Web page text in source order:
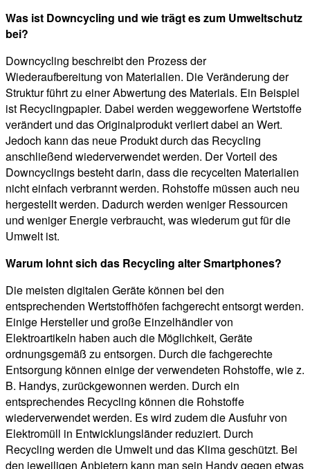
Was ist Downcycling und wie trägt es zum Umweltschutz
bei?
Downcycling beschreibt den Prozess der
Wiederaufbereitung von Materialien. Die Veränderung der
Struktur führt zu einer Abwertung des Materials. Ein Beispiel
ist Recyclingpapier. Dabei werden weggeworfene Wertstoffe
verändert und das Originalprodukt verliert dabei an Wert.
Jedoch kann das neue Produkt durch das Recycling
anschließend wiederverwendet werden. Der Vorteil des
Downcyclings besteht darin, dass die recycelten Materialien
nicht einfach verbrannt werden. Rohstoffe müssen auch neu
hergestellt werden. Dadurch werden weniger Ressourcen
und weniger Energie verbraucht, was wiederum gut für die
Umwelt ist.
Warum lohnt sich das Recycling alter Smartphones?
Die meisten digitalen Geräte können bei den
entsprechenden Wertstoffhöfen fachgerecht entsorgt werden.
Einige Hersteller und große Einzelhändler von
Elektroartikeln haben auch die Möglichkeit, Geräte
ordnungsgemäß zu entsorgen. Durch die fachgerechte
Entsorgung können einige der verwendeten Rohstoffe, wie z.
B. Handys, zurückgewonnen werden. Durch ein
entsprechendes Recycling können die Rohstoffe
wiederverwendet werden. Es wird zudem die Ausfuhr von
Elektromüll in Entwicklungsländer reduziert. Durch
Recycling werden die Umwelt und das Klima geschützt. Bei
den jeweiligen Anbietern kann man sein Handy gegen etwas